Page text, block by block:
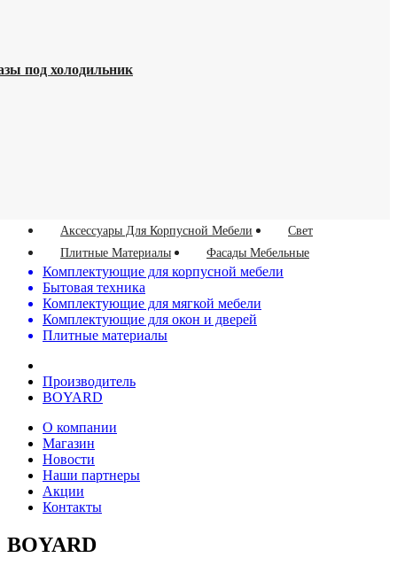
под холодильник
Аксессуары Для Корпусной Мебели
Свет
Плитные Материалы
Фасады Мебельные
Комплектующие для корпусной мебели
Бытовая техника
Комплектующие для мягкой мебели
Комплектующие для окон и дверей
Плитные материалы
Производитель
BOYARD
О компании
Магазин
Новости
Наши партнеры
Акции
Контакты
BOYARD